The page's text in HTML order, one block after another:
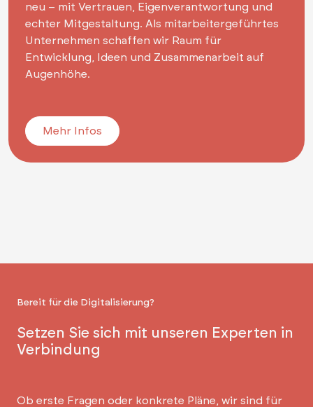
neu – mit Vertrauen, Eigenverantwortung und
echter Mitgestaltung. Als mitarbeitergeführtes
Unternehmen schaffen wir Raum für
Entwicklung, Ideen und Zusammenarbeit auf
Augenhöhe.
Mehr Infos
Bereit für die Digitalisierung?
Setzen Sie sich mit unseren Experten in
Verbindung
Ob erste Fragen oder konkrete Pläne, wir sind für